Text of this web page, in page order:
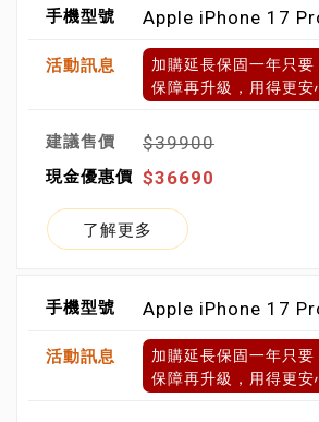
Apple iPhone 17
加購延長保固一年只
保障再升級，用得更安
$39900
$36690
了解更多
Apple iPhone 17
加購延長保固一年只
保障再升級，用得更安